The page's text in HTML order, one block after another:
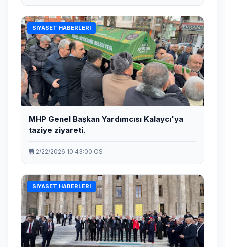
SIYASET HABERLERI
MHP Genel Başkan Yardımcısı Kalaycı'ya
taziye ziyareti.
2/22/2026 10:43:00 ÖS
SIYASET HABERLERI